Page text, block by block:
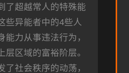
了超越常人的特殊能
些异能者中的4些人
能力从事违法行为，
层区域的富裕阶层。
了社会秩序的动荡，